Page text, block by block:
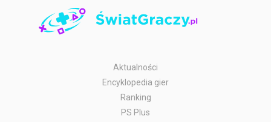
Aktualności
Encyklopedia gier
Ranking
PS Plus